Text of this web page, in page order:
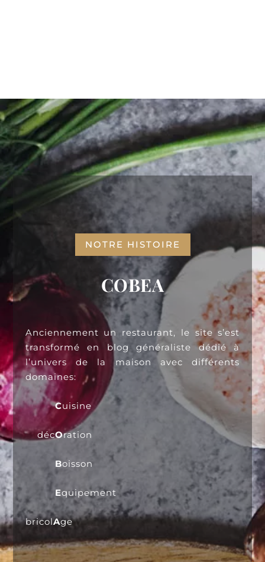
NOTRE HISTOIRE
COBEA
Anciennement un restaurant, le site s’est
transformé en blog généraliste dédié à
l’univers de la maison avec différents
domaines:
Cuisine
décOration
Boisson
Equipement
bricolAge